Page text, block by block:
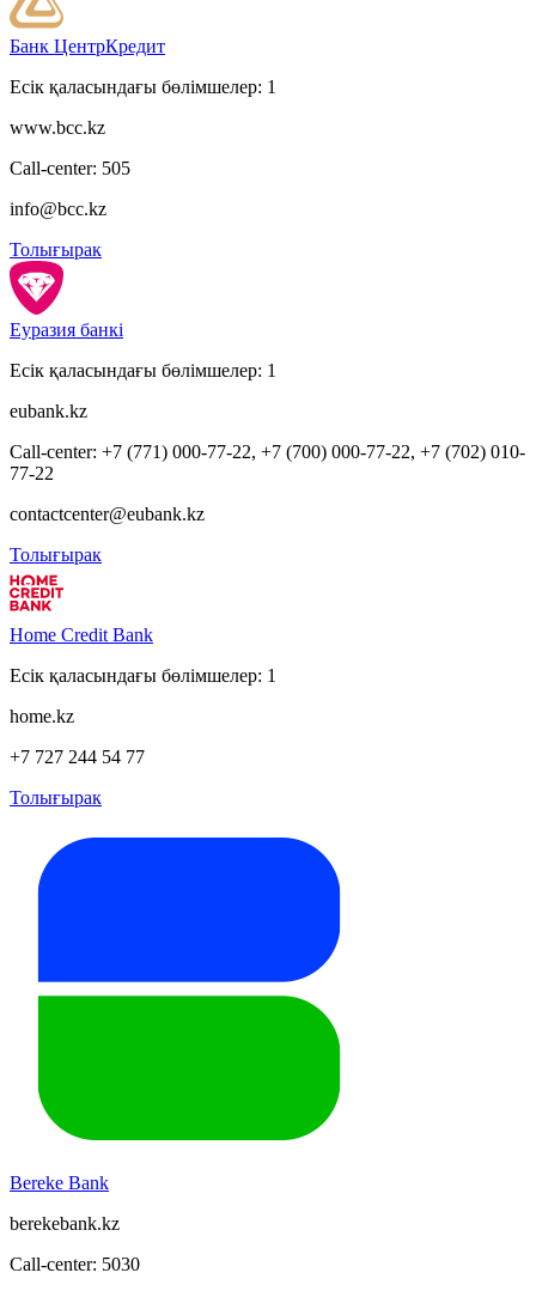
Банк ЦентрКредит
Есік қаласындағы бөлімшелер: 1
www.bcc.kz
Call-center: 505
info@bcc.kz
Толығырак
Еуразия банкі
Есік қаласындағы бөлімшелер: 1
eubank.kz
Call-center: +7 (771) 000-77-22, +7 (700) 000-77-22, +7 (702) 010-
77-22
contactcenter@eubank.kz
Толығырак
Home Credit Bank
Есік қаласындағы бөлімшелер: 1
home.kz
+7 727 244 54 77
Толығырак
Bereke Bank
berekebank.kz
Call-center: 5030